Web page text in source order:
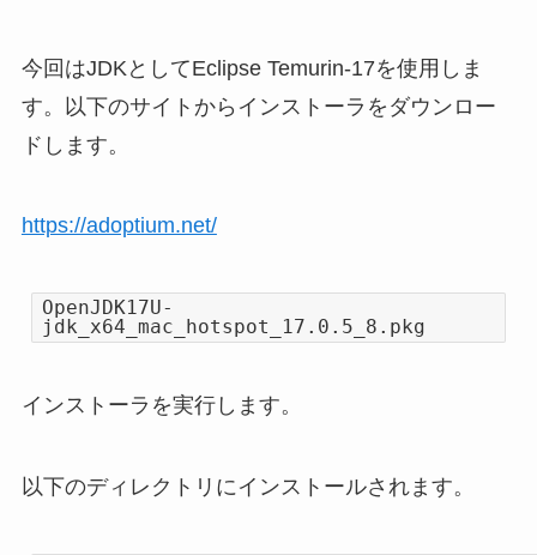
今回はJDKとしてEclipse Temurin-17を使用しま
す。以下のサイトからインストーラをダウンロー
ドします。
https://adoptium.net/
OpenJDK17U-
jdk_x64_mac_hotspot_17.0.5_8.pkg
インストーラを実行します。
以下のディレクトリにインストールされます。